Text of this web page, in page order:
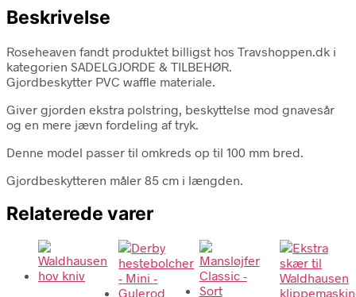
Beskrivelse
Roseheaven fandt produktet billigst hos Travshoppen.dk i
kategorien SADELGJORDE & TILBEHØR.
Gjordbeskytter PVC waffle materiale.
Giver gjorden ekstra polstring, beskyttelse mod gnavesår
og en mere jævn fordeling af tryk.
Denne model passer til omkreds op til 100 mm bred.
Gjordbeskytteren måler 85 cm i længden.
Relaterede varer